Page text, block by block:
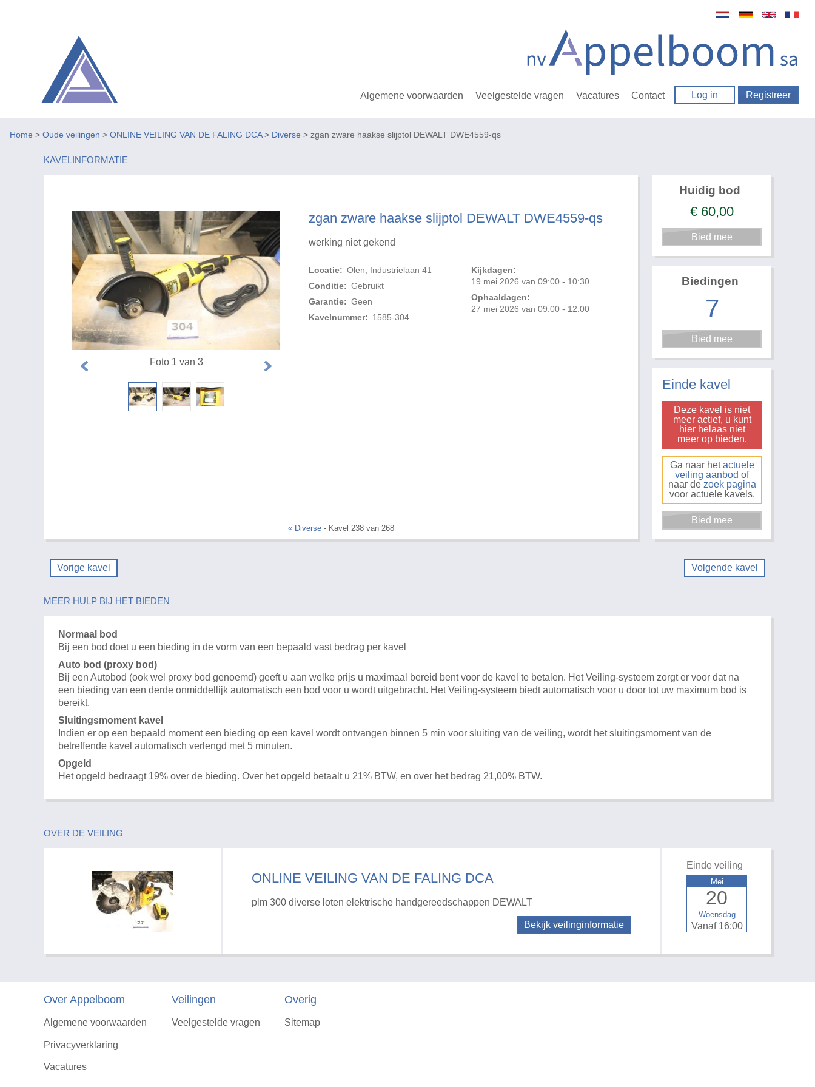
Algemene voorwaarden Veelgestelde vragen Vacatures Contact Log in Registreer
Home > Oude veilingen > ONLINE VEILING VAN DE FALING DCA> Diverse > zgan zware haakse slijptol DEWALT DWE4559-qs
KAVELINFORMATIE
zgan zware haakse slijptol DEWALT DWE4559-qs
werking niet gekend
Locatie: Olen, Industrielaan 41
Conditie: Gebruikt
Garantie: Geen
Kavelnummer: 1585-304
Kijkdagen:
19 mei 2026 van 09:00 - 10:30
Ophaaldagen:
27 mei 2026 van 09:00 - 12:00
Foto 1 van 3
« Diverse- Kavel 238 van 268
Huidig bod
€ 60,00
Biedingen
7
Einde kavel
Deze kavel is niet
meer actief, u kunt
hier helaas niet
meer op bieden.
Ga naar hetactuele
veiling aanbod of
naar de zoek pagina
voor actuele kavels.
Vorige kavel Volgende kavel
MEER HULP BIJ HET BIEDEN
Normaal bod
Bij een bod doet u een bieding in de vorm van een bepaald vast bedrag per kavel
Auto bod (proxy bod)
Bij een Autobod (ook wel proxy bod genoemd) geeft u aan welke prijs u maximaal bereid bent voor de kavel te betalen. Het Veiling-systeem zorgt er voor dat na
een bieding van een derde onmiddellijk automatisch een bod voor u wordt uitgebracht. Het Veiling-systeem biedt automatisch voor u door tot uw maximum bod is
bereikt.
Sluitingsmoment kavel
Indien er op een bepaald moment een bieding op een kavel wordt ontvangen binnen 5 min voor sluiting van de veiling, wordt het sluitingsmoment van de
betreffende kavel automatisch verlengd met 5 minuten.
Opgeld
Het opgeld bedraagt 19% over de bieding. Over het opgeld betaalt u 21% BTW, en over het bedrag 21,00% BTW.
OVER DE VEILING
ONLINE VEILING VAN DE FALING DCA
plm 300 diverse loten elektrische handgereedschappen DEWALT
Bekijk veilinginformatie
Einde veiling
Woensdag
20
Mei
Vanaf 16:00
Over Appelboom
Algemene voorwaarden
Privacyverklaring
Vacatures
Veilingen
Veelgestelde vragen
Overig
Sitemap